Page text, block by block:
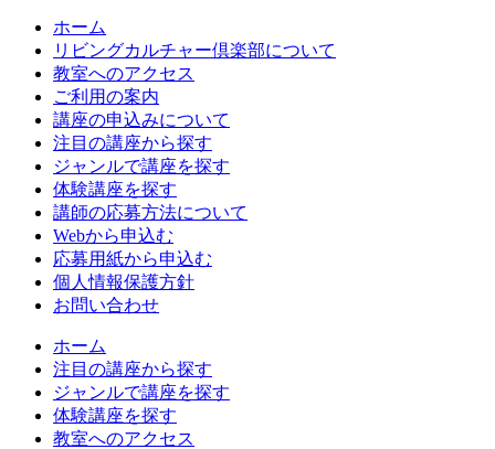
ホーム
リビングカルチャー倶楽部について
教室へのアクセス
ご利用の案内
講座の申込みについて
注目の講座から探す
ジャンルで講座を探す
体験講座を探す
講師の応募方法について
Webから申込む
応募用紙から申込む
個人情報保護方針
お問い合わせ
ホーム
注目の講座から探す
ジャンルで講座を探す
体験講座を探す
教室へのアクセス